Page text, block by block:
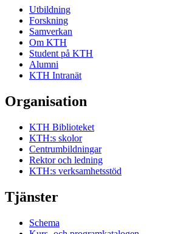
Utbildning
Forskning
Samverkan
Om KTH
Student på KTH
Alumni
KTH Intranät
Organisation
KTH Biblioteket
KTH:s skolor
Centrumbildningar
Rektor och ledning
KTH:s verksamhetsstöd
Tjänster
Schema